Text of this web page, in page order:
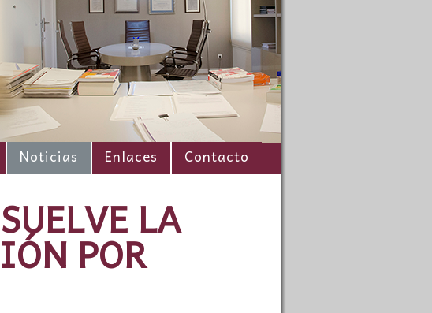
Noticias Enlaces Contacto
LA
POR